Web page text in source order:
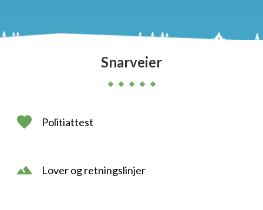
Snarveier
Politiattest
Lover og retningslinjer